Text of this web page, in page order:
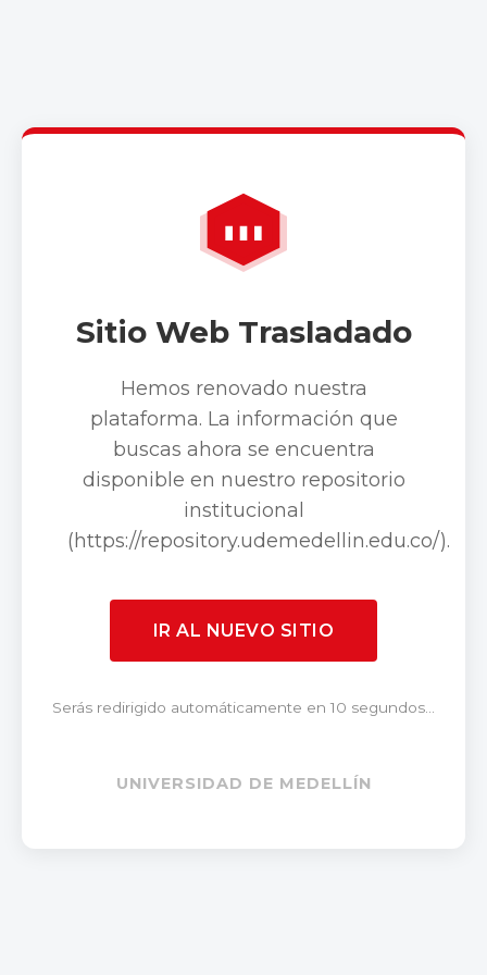
Sitio Web Trasladado
Hemos renovado nuestra
plataforma. La información que
buscas ahora se encuentra
disponible en nuestro repositorio
institucional
(https://repository.udemedellin.edu.co/).
IR AL NUEVO SITIO
Serás redirigido automáticamente en 10 segundos...
UNIVERSIDAD DE MEDELLÍN